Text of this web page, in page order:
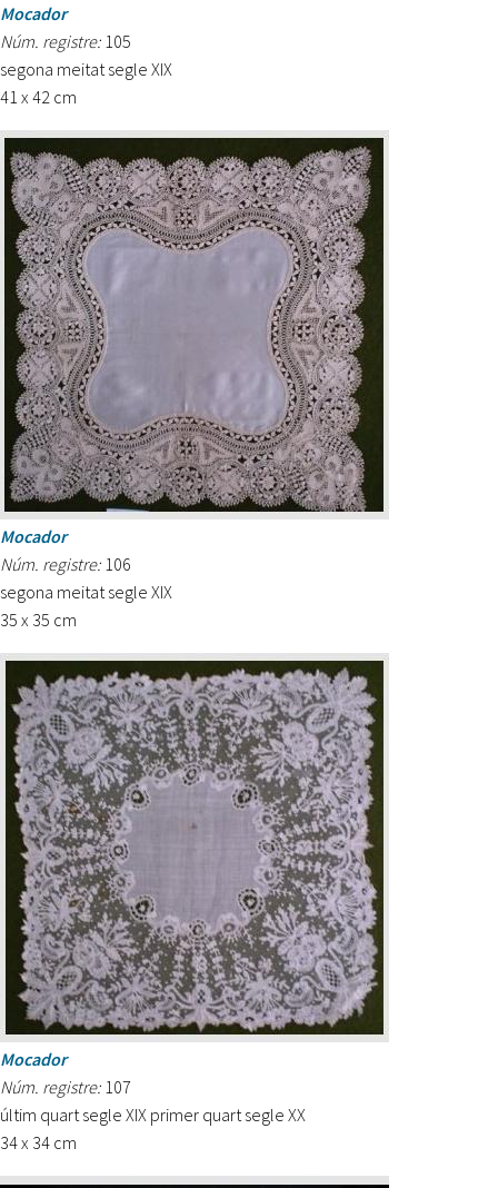
Mocador
Núm. registre: 105
segona meitat segle XIX
41 x 42 cm
Mocador
Núm. registre: 106
segona meitat segle XIX
35 x 35 cm
Mocador
Núm. registre: 107
últim quart segle XIX primer quart segle XX
34 x 34 cm